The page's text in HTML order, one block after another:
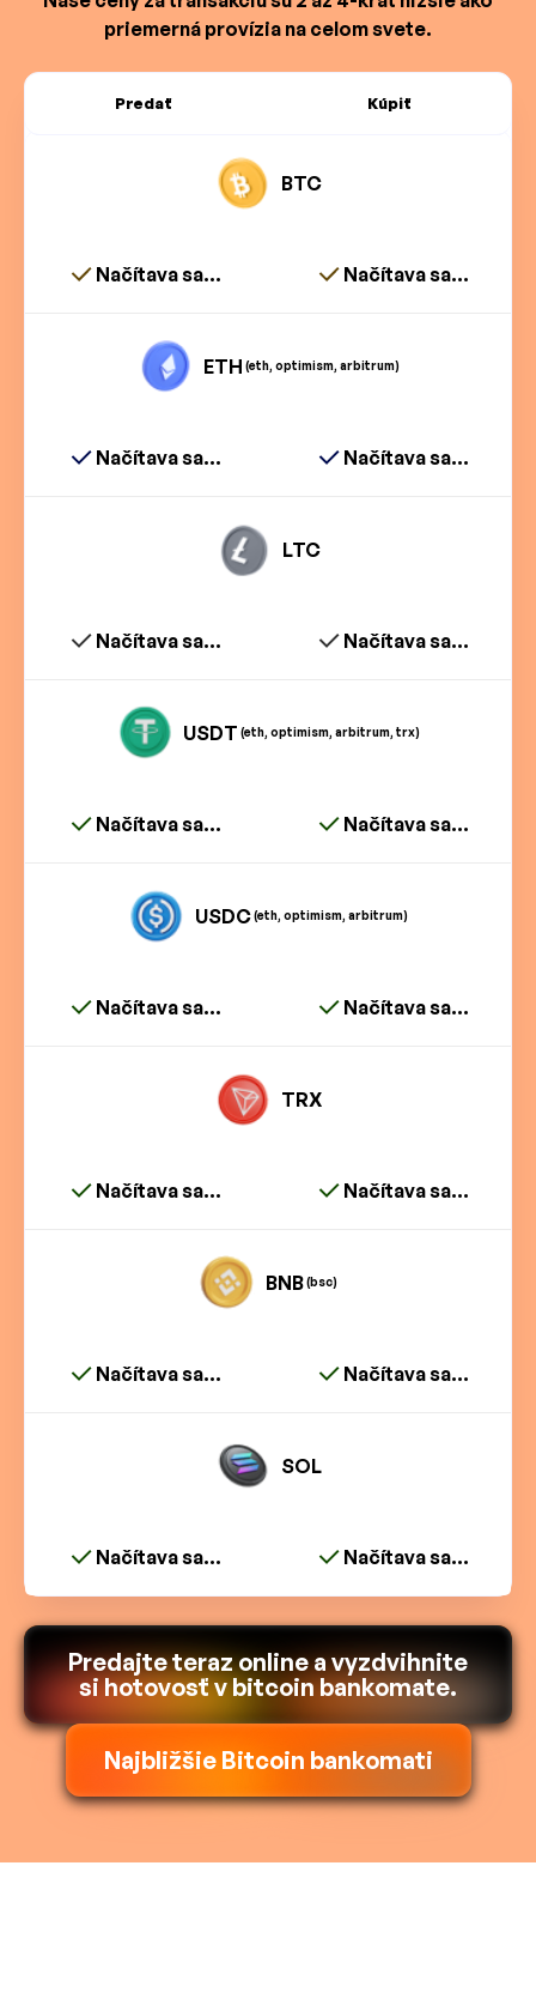
priemerná provízia na celom svete.
Predať Kúpiť
BTC
Načítava sa... Načítava sa...
ETH (eth, optimism, arbitrum)
Načítava sa... Načítava sa...
LTC
Načítava sa... Načítava sa...
USDT (eth, optimism, arbitrum, trx)
Načítava sa... Načítava sa...
USDC(eth, optimism, arbitrum)
Načítava sa... Načítava sa...
TRX
Načítava sa... Načítava sa...
BNB(bsc)
Načítava sa... Načítava sa...
SOL
Načítava sa... Načítava sa...
Predajte teraz online a vyzdvihnite
si hotovosť v bitcoin bankomate.
Najbližšie Bitcoin bankomati